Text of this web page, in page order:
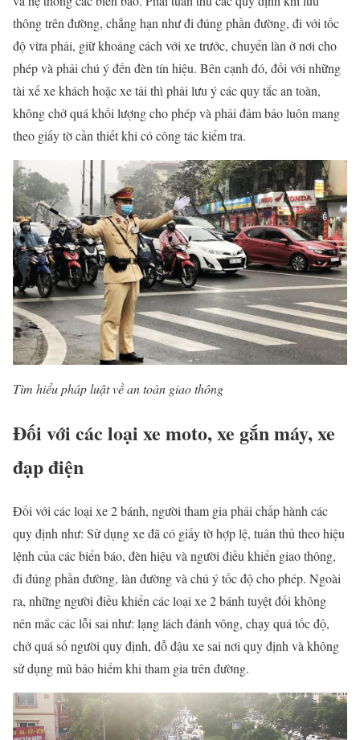
thông trên đường, chẳng hạn như đi đúng phần đường, đi với tốc
độ vừa phải, giữ khoảng cách với xe trước, chuyển làn ở nơi cho
phép và phải chú ý đến đèn tín hiệu. Bên cạnh đó, đối với những
tài xế xe khách hoặc xe tải thì phải lưu ý các quy tắc an toàn,
không chở quá khối lượng cho phép và phải đảm bảo luôn mang
theo giấy tờ cần thiết khi có công tác kiểm tra.
Tìm hiểu pháp luật về an toàn giao thông
Đối với các loại xe moto, xe gắn máy, xe
đạp điện
Đối với các loại xe 2 bánh, người tham gia phải chấp hành các
quy định như: Sử dụng xe đã có giấy tờ hợp lệ, tuân thủ theo hiệu
lệnh của các biển báo, đèn hiệu và người điều khiển giao thông,
đi đúng phần đường, làn đường và chú ý tốc độ cho phép. Ngoài
ra, những người điều khiển các loại xe 2 bánh tuyệt đối không
nên mắc các lỗi sai như: lạng lách đánh võng, chạy quá tốc độ,
chở quá số người quy định, đỗ đậu xe sai nơi quy định và không
sử dụng mũ bảo hiểm khi tham gia trên đường.